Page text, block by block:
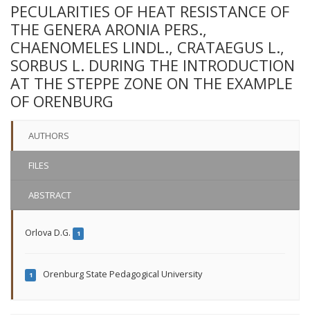
PECULARITIES OF HEAT RESISTANCE OF
THE GENERA ARONIA PERS.,
CHAENOMELES LINDL., CRATAEGUS L.,
SORBUS L. DURING THE INTRODUCTION
AT THE STEPPE ZONE ON THE EXAMPLE
OF ORENBURG
AUTHORS
FILES
ABSTRACT
Orlova D.G. 1
1 Orenburg State Pedagogical University